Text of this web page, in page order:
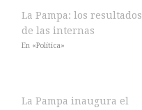
La Pampa: los resultados
de las internas
En «Política»
La Pampa inaugura el